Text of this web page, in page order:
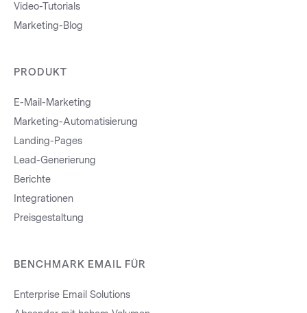
Video-Tutorials
Marketing-Blog
PRODUKT
E-Mail-Marketing
Marketing-Automatisierung
Landing-Pages
Lead-Generierung
Berichte
Integrationen
Preisgestaltung
BENCHMARK EMAIL FÜR
Enterprise Email Solutions